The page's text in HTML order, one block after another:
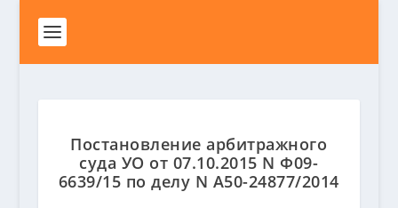
Постановление арбитражного
суда УО от 07.10.2015 N Ф09-
6639/15 по делу N А50-24877/2014